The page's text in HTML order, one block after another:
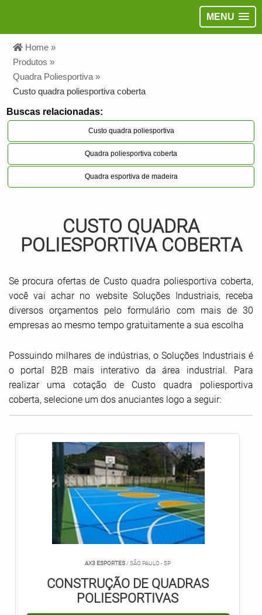
MENU
Home »
Produtos »
Quadra Poliesportiva »
Custo quadra poliesportiva coberta
Buscas relacionadas:
Custo quadra poliesportiva
Quadra poliesportiva coberta
Quadra esportiva de madeira
CUSTO QUADRA
POLIESPORTIVA COBERTA
Se procura ofertas de Custo quadra poliesportiva coberta,
você vai achar no website Soluções Industriais, receba
diversos orçamentos pelo formulário com mais de 30
empresas ao mesmo tempo gratuitamente a sua escolha
Possuindo milhares de indústrias, o Soluções Industriais é
o portal B2B mais interativo da área industrial. Para
realizar uma cotação de Custo quadra poliesportiva
coberta, selecione um dos anuciantes logo a seguir:
AX3 ESPORTES/ SÃO PAULO - SP
CONSTRUÇÃO DE QUADRAS
POLIESPORTIVAS